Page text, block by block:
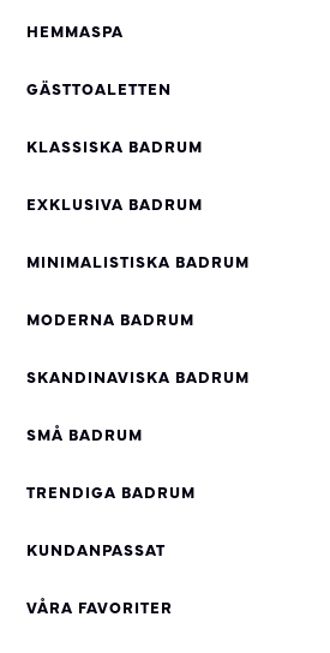
HEMMASPA
GÄSTTOALETTEN
KLASSISKA BADRUM
EXKLUSIVA BADRUM
MINIMALISTISKA BADRUM
MODERNA BADRUM
SKANDINAVISKA BADRUM
SMÅ BADRUM
TRENDIGA BADRUM
KUNDANPASSAT
VÅRA FAVORITER